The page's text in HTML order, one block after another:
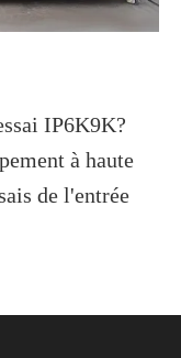
IP6K9K?
à haute
de l'entrée